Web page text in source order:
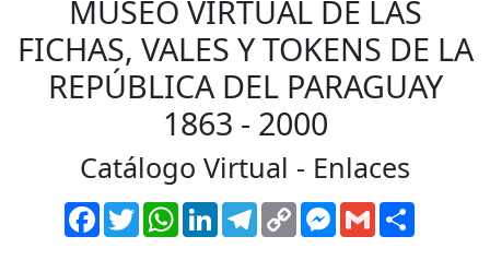
MUSEO VIRTUAL DE LAS
FICHAS, VALES Y TOKENS DE LA
REPÚBLICA DEL PARAGUAY
1863 - 2000
Catálogo Virtual - Enlaces
Facebook
TwitterWhatsApp
LinkedInTelegram
Copy
Link
Messenger
Gmail